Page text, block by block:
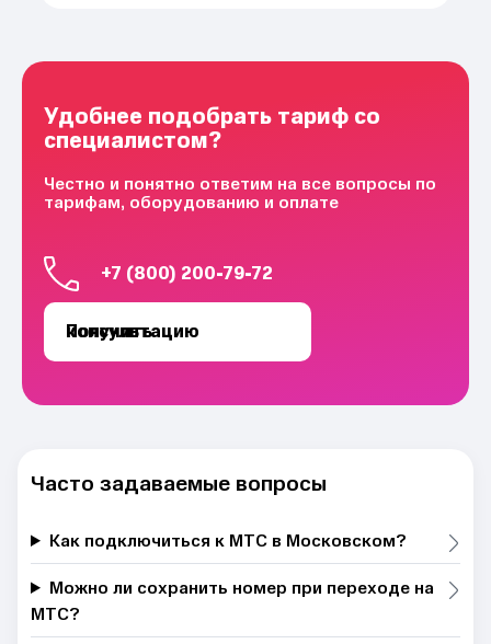
Удобнее подобрать тариф со
специалистом?
Честно и понятно ответим на все вопросы по
тарифам, оборудованию и оплате
+7 (800) 200-79-72
Получить консультацию
Часто задаваемые вопросы
Как подключиться к МТС в Московском?
Можно ли сохранить номер при переходе на
МТС?